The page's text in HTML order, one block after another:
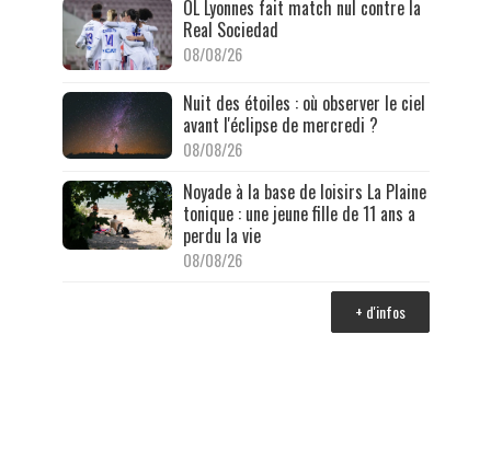
OL Lyonnes fait match nul contre la
Real Sociedad
08/08/26
Nuit des étoiles : où observer le ciel
avant l'éclipse de mercredi ?
08/08/26
Noyade à la base de loisirs La Plaine
tonique : une jeune fille de 11 ans a
perdu la vie
08/08/26
+ d'infos